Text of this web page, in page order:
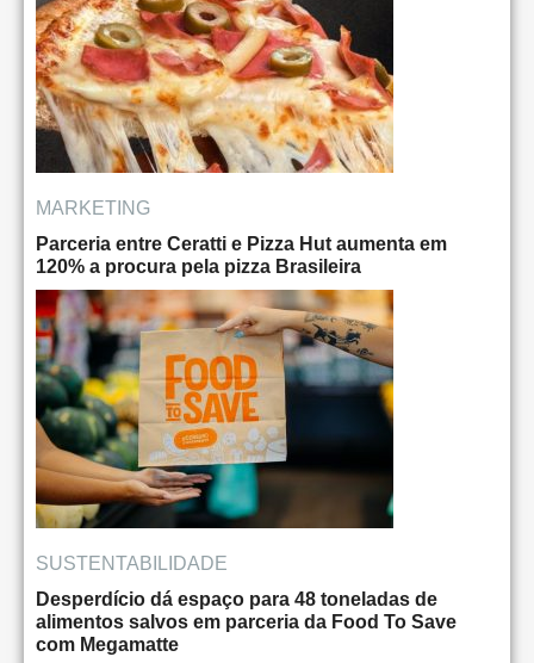
MARKETING
Parceria entre Ceratti e Pizza Hut aumenta em
120% a procura pela pizza Brasileira
SUSTENTABILIDADE
Desperdício dá espaço para 48 toneladas de
alimentos salvos em parceria da Food To Save
com Megamatte